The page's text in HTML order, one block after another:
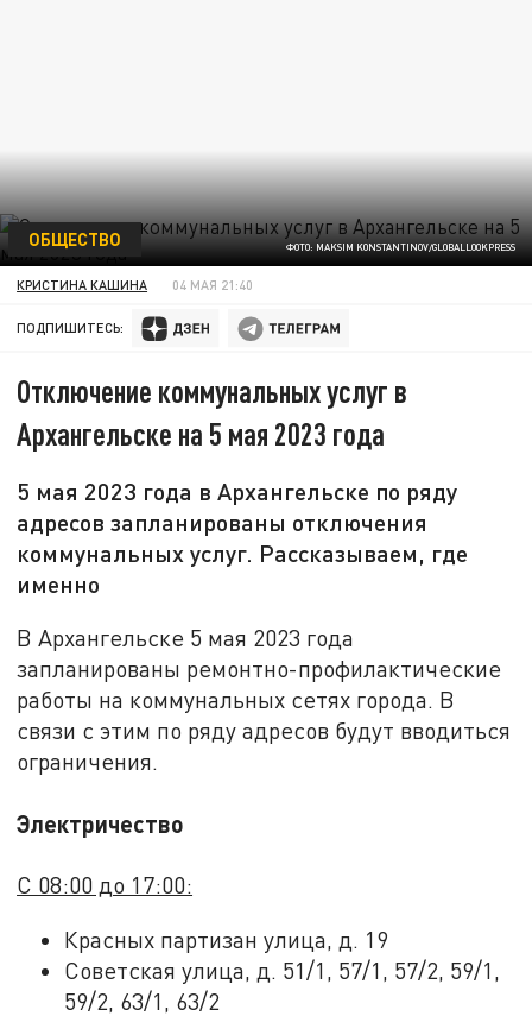
ФОТО: MAKSIM KONSTANTINOV/GLOBALLOOKPRESS
ОБЩЕСТВО
КРИСТИНА КАШИНА 04 МАЯ 21:40
ПОДПИШИТЕСЬ:
Отключение коммунальных услуг в
Архангельске на 5 мая 2023 года
5 мая 2023 года в Архангельске по ряду
адресов запланированы отключения
коммунальных услуг. Рассказываем, где
именно
В Архангельске 5 мая 2023 года
запланированы ремонтно-профилактические
работы на коммунальных сетях города. В
связи с этим по ряду адресов будут вводиться
ограничения.
Электричество
С 08:00 до 17:00:
Красных партизан улица, д. 19
Советская улица, д. 51/1, 57/1, 57/2, 59/1,
59/2, 63/1, 63/2